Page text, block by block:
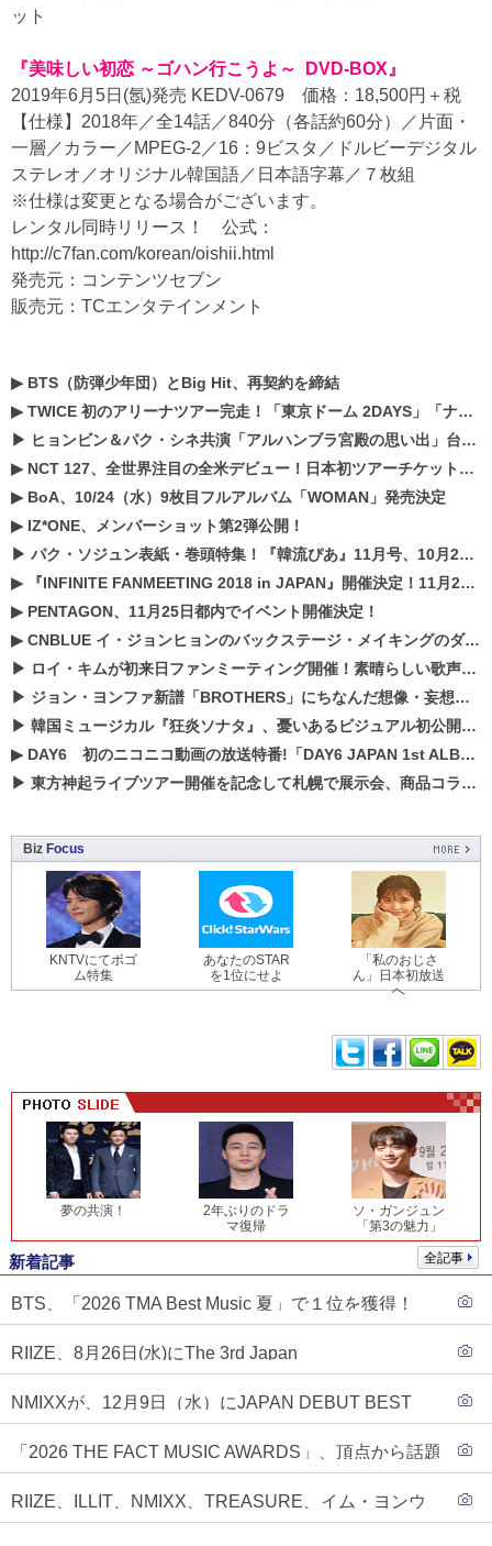
ット
『美味しい初恋 ～ゴハン行こうよ～ DVD-BOX』
2019年6月5日(氬)発売 KEDV-0679 価格：18,500円＋税
【仕様】2018年／全14話／840分（各話約60分）／片面・
一層／カラー／MPEG-2／16：9ビスタ／ドルビーデジタル
ステレオ／オリジナル韓国語／日本語字幕／７枚組
※仕様は変更となる場合がございます。
レンタル同時リリース！ 公式：
http://c7fan.com/korean/oishii.html
発売元：コンテンツセブン
販売元：TCエンタテインメント
▶ BTS（防弾少年団）とBig Hit、再契約を締結
▶TWICE 初のアリーナツアー完走！「東京ドーム 2DAYS」「ナゴヤドーム1DAY」「京セラドーム1DAY」2019年ドームツアー開催決定！！
▶ ヒョンビン＆パク・シネ共演「アルハンブラ宮殿の思い出」台本読み現場を公開
▶ NCT 127、全世界注目の全米デビュー！日本初ツアーチケットが早くもプレミア化！？
▶ BoA、10/24（水）9枚目フルアルバム「WOMAN」発売決定
▶ IZ*ONE、メンバーショット第2弾公開！
▶ パク・ソジュン表紙・巻頭特集！『韓流ぴあ』11月号、10月22日（月）発売！
▶
『INFINITE FANMEETING 2018 in JAPAN』開催決定！11月21、22日にパシフィコ横浜にて実施
▶ PENTAGON、11月25日都内でイベント開催決定！
▶CNBLUE イ・ジョンヒョンのバックステージ・メイキングのダイジェスト映像が公開！
▶ ロイ・キムが初来日ファンミーティング開催！素晴らしい歌声に癒される贅沢な時間
▶ ジョン・ヨンファ新譜「BROTHERS」にちなんだ想像・妄想企画がスタート！
▶ 韓国ミュージカル『狂炎ソナタ』、憂いある​ビジュアル初公開!! 主役リョウク、SHIN、KENらのコメントが到着！
▶ DAY6 初のニコニコ動画の放送特番!「DAY6 JAPAN 1st ALBUM「UNLOCK」発売記念 ライブ@ニコ生」を配信決定!
▶ 東方神起ライブツアー開催を記念して札幌で展示会、商品コラボが実現！！
Biz Focus
KNTVにてボゴ
ム特集
あなたのSTAR
を1位にせよ
「私のおじさ
ん」日本初放送
へ
夢の共演！
2年ぶりのドラ
マ復帰
ソ・ガンジュン
「第3の魅力」
全記事
新着記事
BTS、「2026 TMA Best Music 夏」で１位を獲得！
RIIZE、8月26日(水)にThe 3rd Japan
NMIXXが、12月9日（水）にJAPAN DEBUT BEST
もスタート！！
「2026 THE FACT MUSIC AWARDS」、頂点から話題
RIIZE、ILLIT、NMIXX、TREASURE、イム・ヨンウ